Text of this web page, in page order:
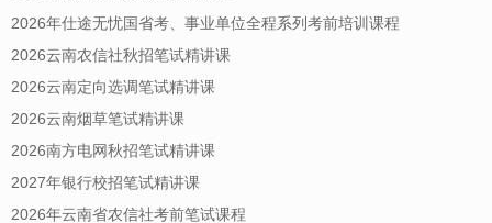
2026年仕途无忧国省考、事业单位全程系列考前培训课程
2026云南农信社秋招笔试精讲课
2026云南定向选调笔试精讲课
2026云南烟草笔试精讲课
2026南方电网秋招笔试精讲课
2027年银行校招笔试精讲课
2026年云南省农信社考前笔试课程